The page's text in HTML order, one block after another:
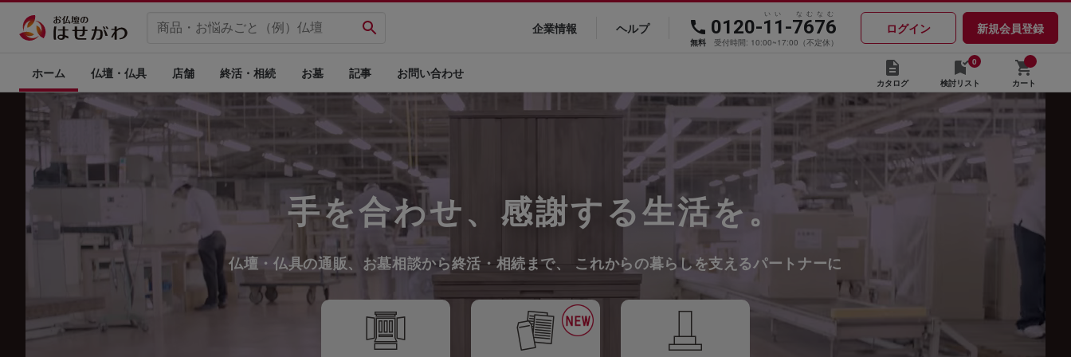
企業情報 ヘルプ
無料
いい なむなむ
0120-11-7676
受付時間: 10:00~17:00（不定休）
ログイン 新規会員登録
ホーム 仏壇・仏具 店舗 終活・相続 お墓 記事 お問い合わせ
カタログ
0
検討リスト
カート
手を合わせ、感謝する生活を。
仏壇・仏具の通販、お墓相談から終活・相続まで、 これからの暮らしを支えるパートナーに